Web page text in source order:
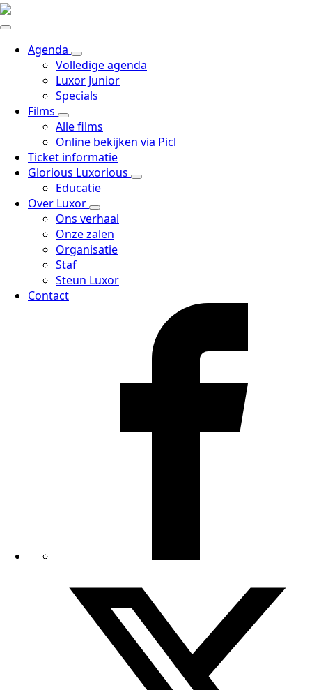
Agenda
Volledige agenda
Luxor Junior
Specials
Films
Alle films
Online bekijken via Picl
Ticket informatie
Glorious Luxorious
Educatie
Over Luxor
Ons verhaal
Onze zalen
Organisatie
Staf
Steun Luxor
Contact